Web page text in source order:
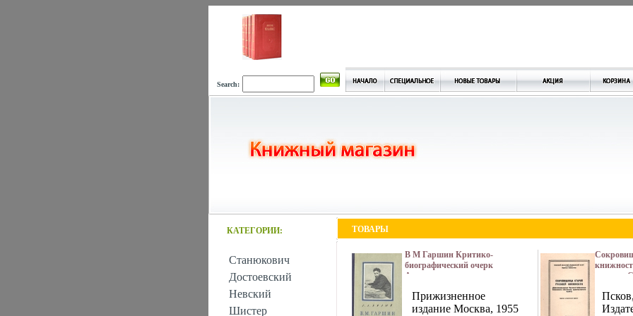
Search:
КАТЕГОРИИ:
Станюкович
Достоевский
Невский
Шистер
ТОВАРЫ
В М Гаршин Критико-
биографический очерк
Антикварное издание
Издательство: Государственное
издательство художественной
Прижизненное
издание Москва, 1955
издание